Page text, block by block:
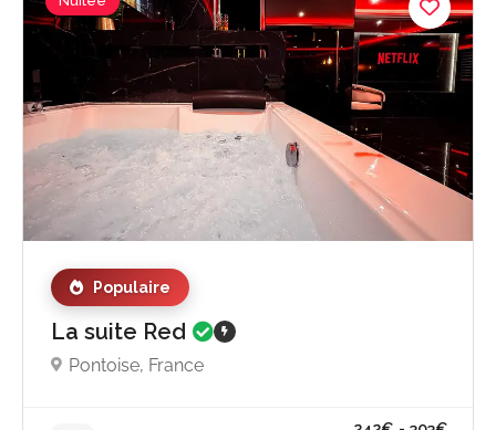
4.8
Populaire
La suite Red
Pontoise, France